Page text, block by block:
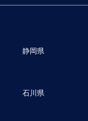
静岡県
石川県